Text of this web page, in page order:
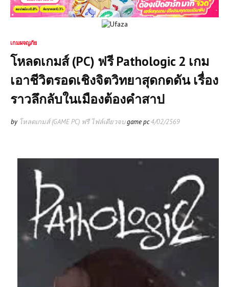
เกมผจญภัย
โหลดเกมส์ (PC) ฟรี Pathologic 2 เกม
เอาชีวิตรอดเชิงจิตวิทยาสุดกดดัน เรื่อง
ราวลึกลับในเมืองต้องคำสาป
by โหลดเกมส์ (GAME PC) ฟรี ไฟล์เดียวจบgame pc4/02/2569